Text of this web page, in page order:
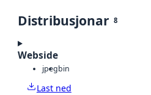
Distribusjonar 8
Webside
jpegbin
Last ned